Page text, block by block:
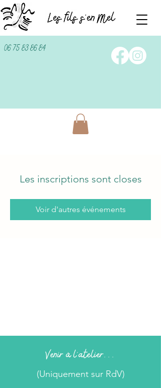
06 75 83 86 84
Les inscriptions sont closes
Voir d'autres événements
Venir à l'atelier...
(Uniquement sur RdV)